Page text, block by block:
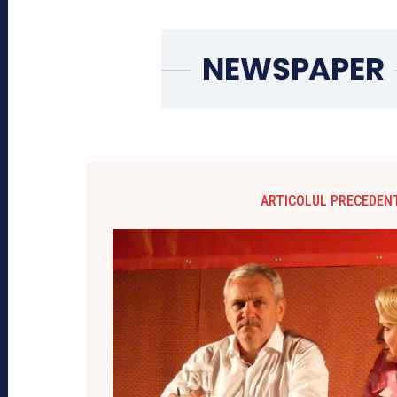
ARTICOLUL